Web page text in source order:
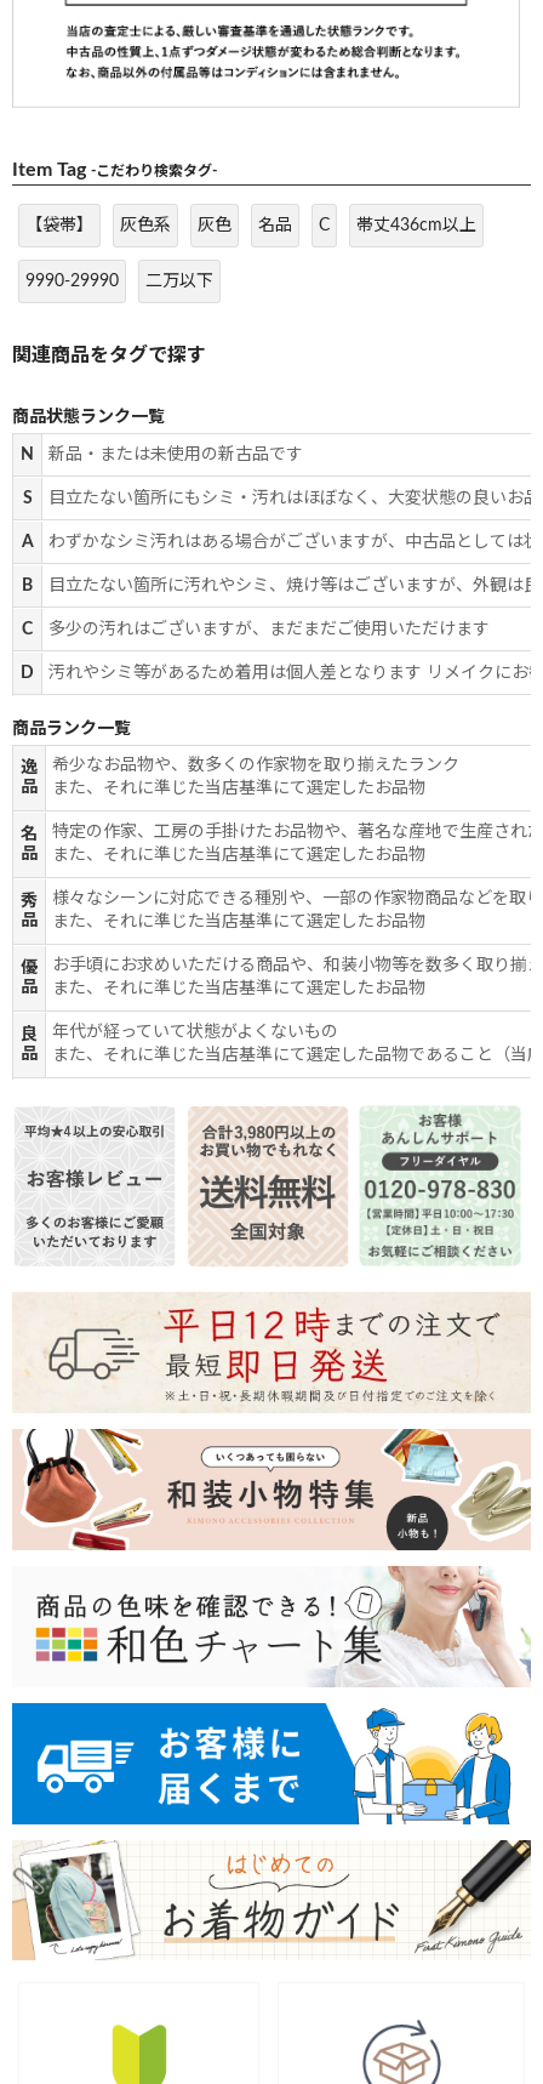
Item Tag -こだわり検索タグ-
【袋帯】 灰色系 灰色 名品 C 帯丈436cm以上
9990-29990 二万以下
商品状態ランク一覧
N 新品・または未使用の新古品です
S 目立たない箇所にもシミ・汚れはほぼなく、大変状態の良いお
A わずかなシミ汚れはある場合がございますが、中古品としては
B 目立たない箇所に汚れやシミ、焼け等はございますが、外観は
C 多少の汚れはございますが、まだまだご使用いただけます
D 汚れやシミ等があるため着用は個人差となります リメイクにお
商品ランク一覧
逸
品
希少なお品物や、数多くの作家物を取り揃えたランク
また、それに準じた当店基準にて選定したお品物
名
品
特定の作家、工房の手掛けたお品物や、著名な産地で生産され
また、それに準じた当店基準にて選定したお品物
秀
品
様々なシーンに対応できる種別や、一部の作家物商品などを取
また、それに準じた当店基準にて選定したお品物
優
品
お手頃にお求めいただける商品や、和装小物等を数多く取り揃
また、それに準じた当店基準にて選定したお品物
良
品
年代が経っていて状態がよくないもの
また、それに準じた当店基準にて選定した品物であること（当